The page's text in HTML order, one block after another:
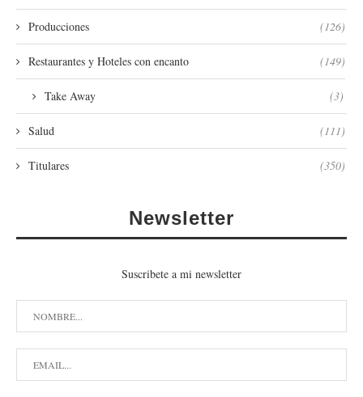
Producciones (126)
Restaurantes y Hoteles con encanto (149)
Take Away (3)
Salud (111)
Titulares (350)
Newsletter
Suscribete a mi newsletter